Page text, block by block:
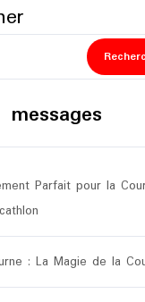
messages
Parfait pour la
: La Magie de la